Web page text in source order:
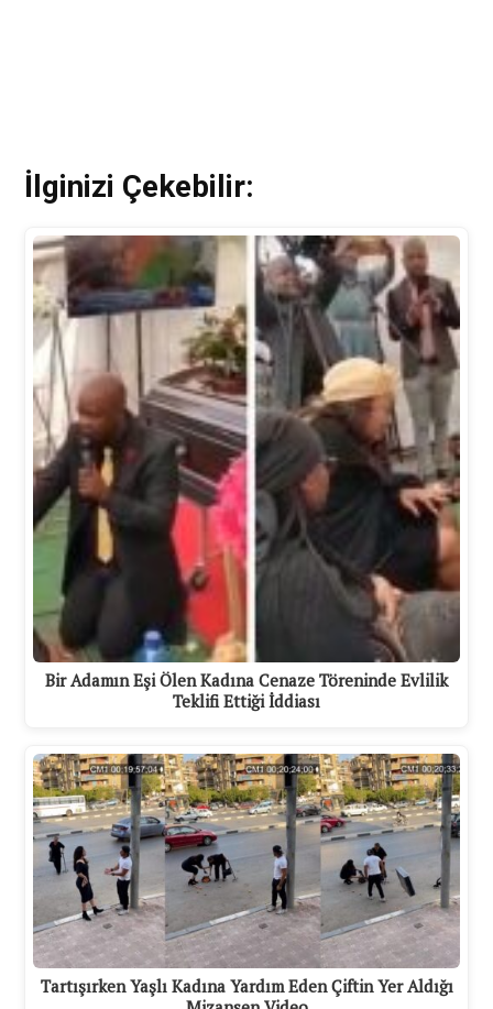
İlginizi Çekebilir:
Bir Adamın Eşi Ölen Kadına Cenaze Töreninde Evlilik
Teklifi Ettiği İddiası
Tartışırken Yaşlı Kadına Yardım Eden Çiftin Yer Aldığı